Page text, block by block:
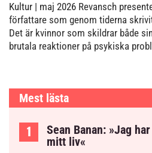
Kultur | maj 2026 Revansch
författare som genom tiderna
Det är kvinnor som skildrar både
brutala reaktioner på psykiska
Mest lästa
Sean Banan: »Jag
mitt liv«